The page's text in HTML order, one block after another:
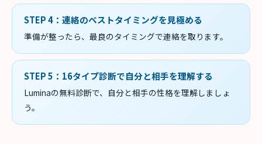
STEP4 ： 連絡のベストタイミングを見極める
準備が整ったら、最良のタイミングで連絡を取ります。
STEP5 ： 16タイプ診断で自分と相手を理解する
Luminaの無料診断で、自分と相手の性格を理解しましょ
う。